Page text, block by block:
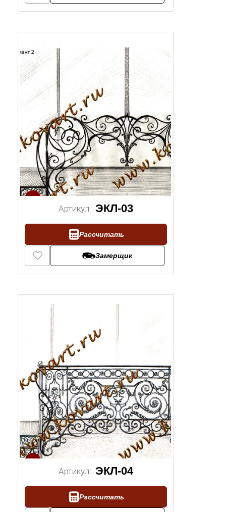
Артикул: ЭКЛ-03
Рассчитать
Замерщик
Артикул: ЭКЛ-04
Рассчитать